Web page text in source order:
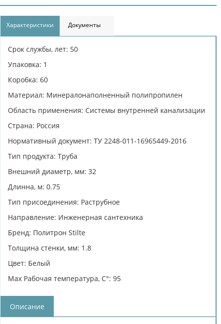
Характеристики Документы
Срок службы, лет: 50
Упаковка: 1
Коробка: 60
Материал: Минералонаполненный полипропилен
Область применения: Системы внутренней канализации
Страна: Россия
Нормативный документ: ТУ 2248-011-16965449-2016
Тип продукта: Труба
Внешний диаметр, мм: 32
Длинна, м: 0.75
Тип присоединения: Раструбное
Направление: Инженерная сантехника
Бренд: Политрон Stilte
Толщина стенки, мм: 1.8
Цвет: Белый
Max Рабочая температура, C°: 95
Описание